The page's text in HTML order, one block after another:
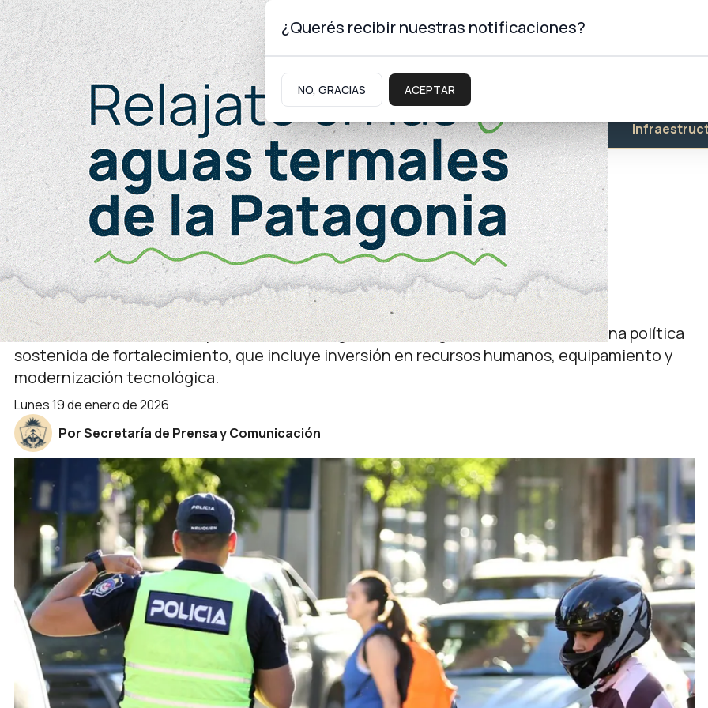
Domingo 9deAgostode 2026
Neuquinidad Gabinete Turismo Educación Salud
Seguridad
Territorialidad
La Provincia incorporó más de 430 nuevos
agentes para reforzar la seguridad
La medida fue oficializada por un decreto. El gobernador Figueroa lleva adelante una política
sostenida de fortalecimiento, que incluye inversión en recursos humanos, equipamiento y
modernización tecnológica.
lunes 19 de enero de 2026
Por Secretaría de Prensa y Comunicación
¿Querés recibir nuestras notificaciones?
NO, GRACIAS ACEPTAR